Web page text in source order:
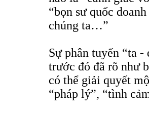
“bọn sư quốc
chúng ta…”
Sự phân tuyến “ta
trước đó đã rõ như
có thể giải quyết
“pháp lý”, “tình